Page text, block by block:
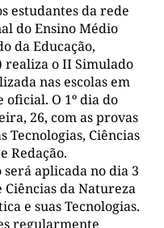
estudantes da rede
do Ensino Médio
da Educação,
realiza o II Simulado
nas escolas em
oficial. O 1º dia do
26, com as provas
Tecnologias, Ciências
Redação.
aplicada no dia 3
da Natureza
e suas Tecnologias.
regularmente